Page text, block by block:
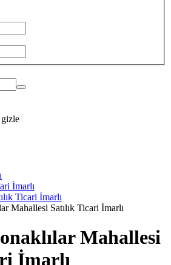
İmarlı
Ticari İmarlı
Mahallesi Satılık Ticari İmarlı
Mahallesi
İmarlı